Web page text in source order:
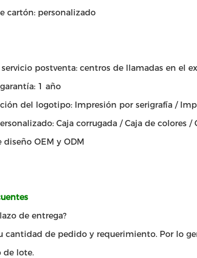
cartón: personalizado
postventa: centros de llamadas en el
1 año
del logotipo: Impresión por serigrafía /
Caja corrugada / Caja de colores /
diseño OEM y ODM
de entrega?
cantidad de pedido y requerimiento. Por lo
de lote.